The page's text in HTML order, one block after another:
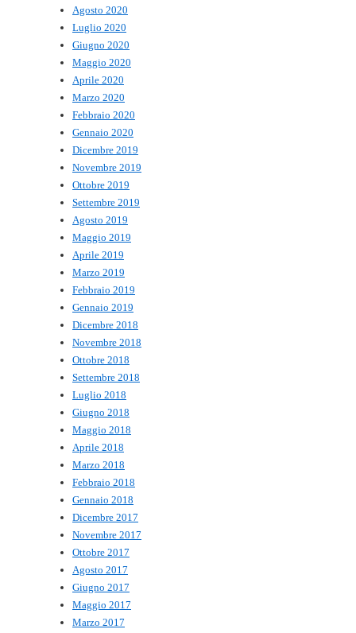
Agosto 2020
Luglio 2020
Giugno 2020
Maggio 2020
Aprile 2020
Marzo 2020
Febbraio 2020
Gennaio 2020
Dicembre 2019
Novembre 2019
Ottobre 2019
Settembre 2019
Agosto 2019
Maggio 2019
Aprile 2019
Marzo 2019
Febbraio 2019
Gennaio 2019
Dicembre 2018
Novembre 2018
Ottobre 2018
Settembre 2018
Luglio 2018
Giugno 2018
Maggio 2018
Aprile 2018
Marzo 2018
Febbraio 2018
Gennaio 2018
Dicembre 2017
Novembre 2017
Ottobre 2017
Agosto 2017
Giugno 2017
Maggio 2017
Marzo 2017